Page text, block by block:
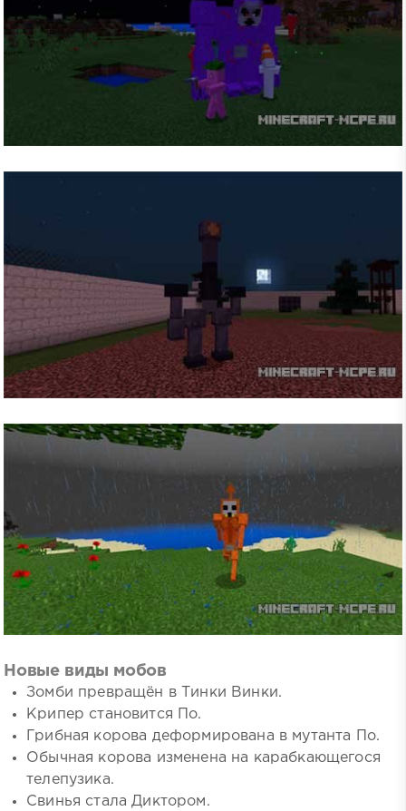
Новые виды мобов
Зомби превращён в Тинки Винки.
Крипер становится По.
Грибная корова деформирована в мутанта По.
Обычная корова изменена на карабкающегося
телепузика.
Свинья стала Диктором.